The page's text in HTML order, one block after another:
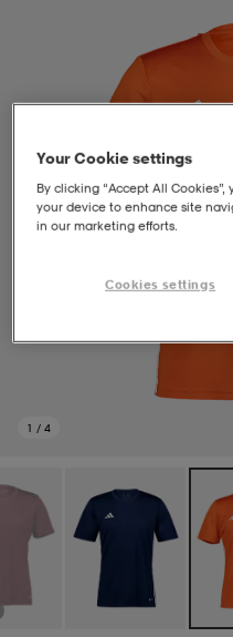
1 / 4
Your Cookie settings
By clicking “Accept All
your device to enhance site
in our marketing efforts.
Cookies settings